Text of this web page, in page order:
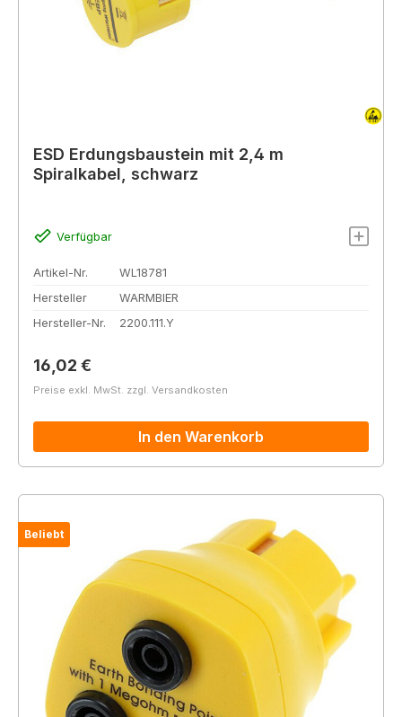
ESD Erdungsbaustein mit 2,4 m
Spiralkabel, schwarz
Verfügbar
Artikel-Nr.
WL18781
Hersteller
WARMBIER
Hersteller-Nr.
2200.111.Y
Regulärer Preis:
16,02 €
Preise exkl. MwSt. zzgl. Versandkosten
In den Warenkorb
Beliebt